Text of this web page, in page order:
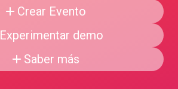
Crear Evento
Experimentar demo
Saber más